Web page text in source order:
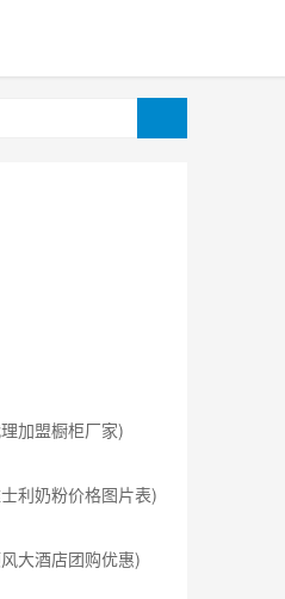
加盟橱柜厂家)
利奶粉价格图片表)
大酒店团购优惠)